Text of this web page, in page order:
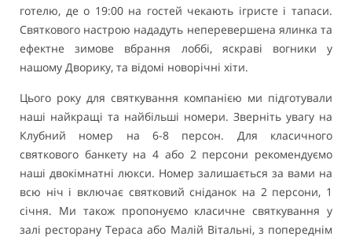
готелю, де о 19:00 на гостей чекають ігристе і тапаси.
Святкового настрою нададуть неперевершена ялинка та
ефектне зимове вбрання лоббі, яскраві вогники у
нашому Дворику, та відомі новорічні хіти.
Цього року для святкування компанією ми підготували
наші найкращі та найбільші номери. Зверніть увагу на
Клубний номер на 6-8 персон. Для класичного
святкового банкету на 4 або 2 персони рекомендуємо
наші двокімнатні люкси. Номер залишається за вами на
всю ніч і включає святковий сніданок на 2 персони, 1
січня. Ми також пропонуємо класичне святкування у
залі ресторану Тераса або Малій Вітальні, з попереднім